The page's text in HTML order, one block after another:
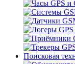
Поисковая